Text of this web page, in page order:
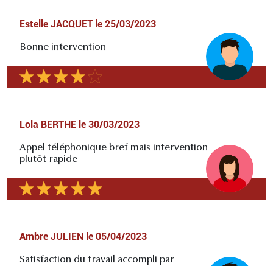
Estelle JACQUET le 25/03/2023
Bonne intervention
Lola BERTHE le 30/03/2023
Appel téléphonique bref mais intervention
plutôt rapide
Ambre JULIEN le 05/04/2023
Satisfaction du travail accompli par